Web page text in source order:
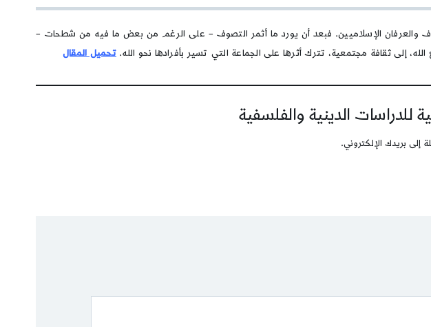
والعرفان الإسلاميين. فبعد أن يورد ما أثمر التصوف – على الرغم من بعض ما فيه من شطحات –
إلى ثقافة مجتمعية، تترك أثرها على الجماعة التي تسير بأفرادها نحو الله.تحميل المقال
الدينية والفلسفية
إلى بريدك الإلكتروني.